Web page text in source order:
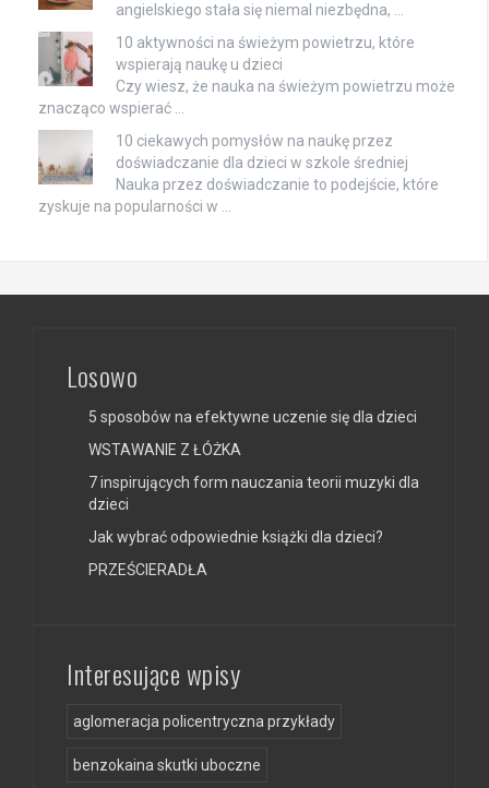
angielskiego stała się niemal niezbędna, …
10 aktywności na świeżym powietrzu, które
wspierają naukę u dzieci
Czy wiesz, że nauka na świeżym powietrzu może
znacząco wspierać …
10 ciekawych pomysłów na naukę przez
doświadczanie dla dzieci w szkole średniej
Nauka przez doświadczanie to podejście, które
zyskuje na popularności w …
Losowo
5 sposobów na efektywne uczenie się dla dzieci
WSTAWANIE Z ŁÓŻKA
7 inspirujących form nauczania teorii muzyki dla
dzieci
Jak wybrać odpowiednie książki dla dzieci?
PRZEŚCIERADŁA
Interesujące wpisy
aglomeracja policentryczna przykłady
benzokaina skutki uboczne